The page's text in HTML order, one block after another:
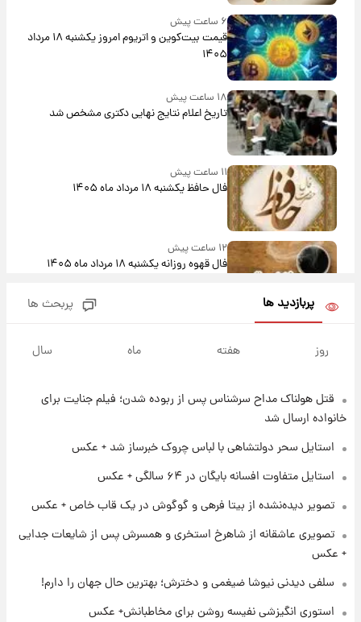
۶ ساعت پیش
قیمت بیت‌کوین و اتریوم امروز یکشنبه ۱۸ مرداد
۱۴۰۵
۱۸ ساعت پیش
تاریخ اعلام نتایج نهایی دکتری مشخص شد
۱۱ ساعت پیش
فال حافظ یکشنبه ۱۸ مرداد ماه ۱۴۰۵
۱۲ ساعت پیش
فال قهوه روزانه یکشنبه ۱۸ مرداد ماه ۱۴۰۵
۲۰ ساعت پیش
۲۱ ساعت پیش
جهانی در آمریکا + فیلم
پربازدید ها پربحث ها
روز هفته ماه سال
قتل هولناک مداح سرشناس پس از ربوده شدن؛ فیلم جنایت برای
خانواده ارسال شد
استایل سحر دولتشاهی با لباس چروک خبرساز شد + عکس
استایل متفاوت افسانه بایگان در ۶۴ سالگی + عکس
تصویر دیده‌نشده از بیتا فرهی و گوگوش در یک قاب خاص + عکس
تصویری عاشقانه از شاهرخ استخری و همسرش پس از شایعات جدایی
+ عکس
سلفی دیدنی نیوشا ضیغمی و دخترش؛ بهترین حال جهان را دارم!
استوری انگیزشی نفیسه روشن برای مخاطبانش+ عکس